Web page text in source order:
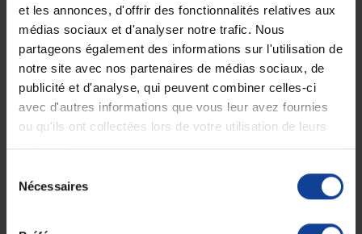
et les annonces, d'offrir des fonctionnalités relatives aux
médias sociaux et d'analyser notre trafic. Nous
partageons également des informations sur l'utilisation de
notre site avec nos partenaires de médias sociaux, de
publicité et d'analyse, qui peuvent combiner celles-ci
avec d'autres informations que vous leur avez fournies
ou qu'ils ont collectées lors de votre utilisation de leurs
services.
NécessairesEN STOCK
Tensiomètre manuel Mobi RUPTURE DE STOCK
Trousse GAMMA G5 + 3